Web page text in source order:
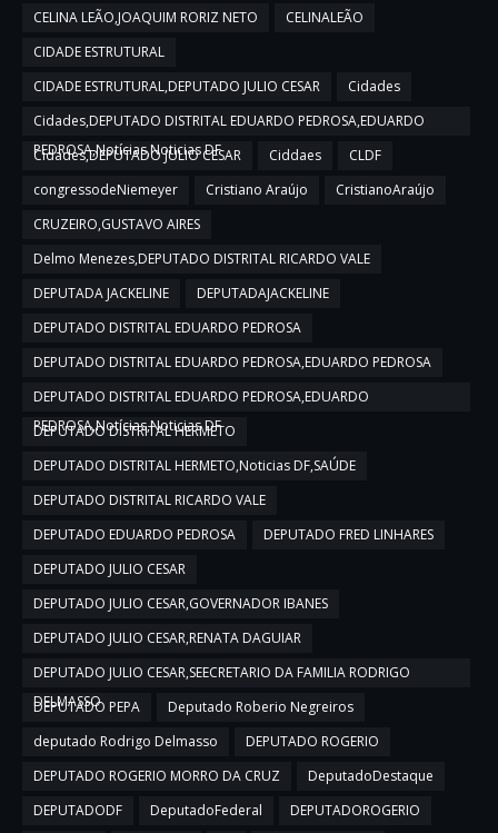
CELINA LEÃO,JOAQUIM RORIZ NETO
CELINALEÃO
CIDADE ESTRUTURAL
CIDADE ESTRUTURAL,DEPUTADO JULIO CESAR
Cidades
Cidades,DEPUTADO DISTRITAL EDUARDO PEDROSA,EDUARDO
PEDROSA,Notícias,Noticias DF
Cidades,DEPUTADO JULIO CESAR Ciddaes
CLDF
congressodeNiemeyer
Cristiano Araújo
CristianoAraújo
CRUZEIRO,GUSTAVO AIRES
Delmo Menezes,DEPUTADO DISTRITAL RICARDO VALE
DEPUTADA JACKELINE
DEPUTADAJACKELINE
DEPUTADO DISTRITAL EDUARDO PEDROSA
DEPUTADO DISTRITAL EDUARDO PEDROSA,EDUARDO PEDROSA
DEPUTADO DISTRITAL EDUARDO PEDROSA,EDUARDO
PEDROSA,Notícias,Noticias DF
DEPUTADO DISTRITAL HERMETO
DEPUTADO DISTRITAL HERMETO,Noticias DF,SAÚDE
DEPUTADO DISTRITAL RICARDO VALE
DEPUTADO EDUARDO PEDROSA
DEPUTADO FRED LINHARES
DEPUTADO JULIO CESAR
DEPUTADO JULIO CESAR,GOVERNADOR IBANES
DEPUTADO JULIO CESAR,RENATA DAGUIAR
DEPUTADO JULIO CESAR,SEECRETARIO DA FAMILIA RODRIGO
DELMASSO
DEPUTADO PEPA
Deputado Roberio Negreiros
deputado Rodrigo Delmasso
DEPUTADO ROGERIO
DEPUTADO ROGERIO MORRO DA CRUZ
DeputadoDestaque
DEPUTADODF
DeputadoFederal
DEPUTADOROGERIO